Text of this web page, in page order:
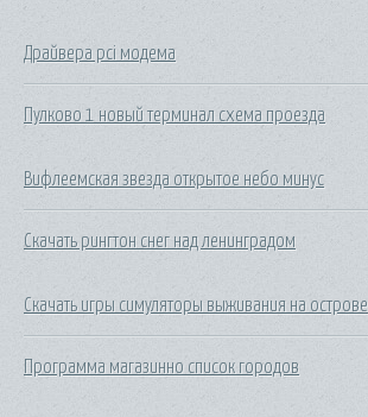
Драйвера pci модема
Пулково 1 новый терминал схема проезда
Вифлеемская звезда открытое небо минус
Скачать рингтон снег над ленинградом
Скачать игры симуляторы выживания на острове
Программа магазинно список городов